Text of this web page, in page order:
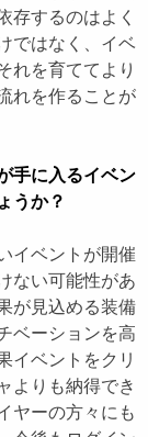
存するのはよく
ではなく、イベ
れを育ててより
れを作ることが
手に入るイベン
うか？
イベントが開催
ない可能性があ
が見込める装備
ベーションを高
イベントをクリ
よりも納得でき
ヤーの方々にも